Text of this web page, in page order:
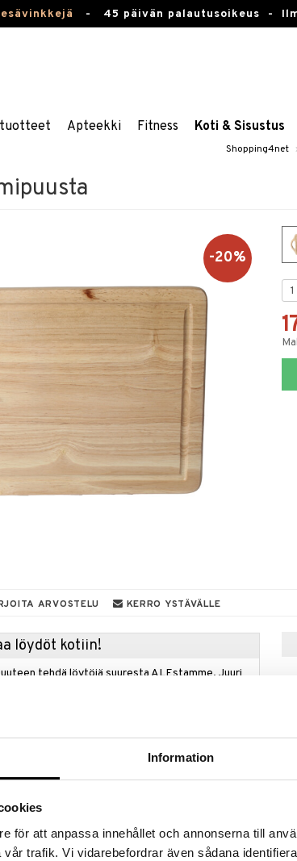
Information
för att anpassa innehållet och annonserna till
trafik. Vi vidarebefordrar även sådana
- 45 päivän palautusoikeus -
Apteekki Fitness Koti & Sisustus
Shopping4net
-20%
ARVOSTELU KERRO YSTÄVÄLLE
löydöt kotiin!
tehdä löytöjä suuresta ALEstamme. Juuri
voivat päästä loppumaan!
ale-löydöt »